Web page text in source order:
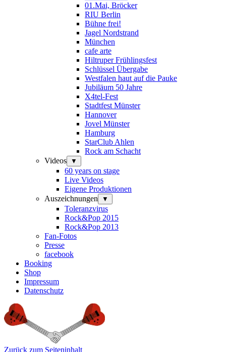
01.Mai, Bröcker
RIU Berlin
Bühne frei!
Jagel Nordstrand
München
cafe arte
Hiltruper Frühlingsfest
Schlüssel Übergabe
Westfalen haut auf die Pauke
Jubiläum 50 Jahre
X4tel-Fest
Stadtfest Münster
Hannover
Jovel Münster
Hamburg
StarClub Ahlen
Rock am Schacht
Videos
▼
60 years on stage
Live Videos
Eigene Produktionen
Auszeichnungen
▼
Toleranzvirus
Rock&Pop 2015
Rock&Pop 2013
Fan-Fotos
Presse
facebook
Booking
Shop
Impressum
Datenschutz
Zurück zum Seiteninhalt